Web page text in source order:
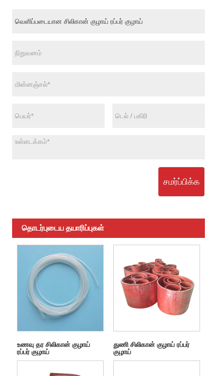
சமர்ப்பிக்க
தொடர்புடைய தயாரிப்புகள்
உணவு தர சிலிகான் குழாய்
ரப்பர் குழாய்
துணி சிலிகான் குழாய் ரப்பர்
குழாய்